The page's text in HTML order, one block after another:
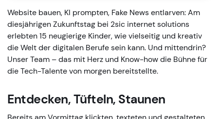
Website bauen, KI prompten, Fake News entlarven: Am
diesjährigen Zukunftstag bei 2sic internet solutions
erlebten 15 neugierige Kinder, wie vielseitig und kreativ
die Welt der digitalen Berufe sein kann. Und mittendrin?
Unser Team – das mit Herz und Know-how die Bühne für
die Tech-Talente von morgen bereitstellte.
Entdecken, Tüfteln, Staunen